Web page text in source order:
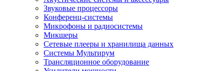
Звуковые процессоры
Конференц-системы
Микрофоны и радиосистемы
Микшеры
Сетевые плееры и хранилища данных
Системы Мультирум
Трансляционное оборудование